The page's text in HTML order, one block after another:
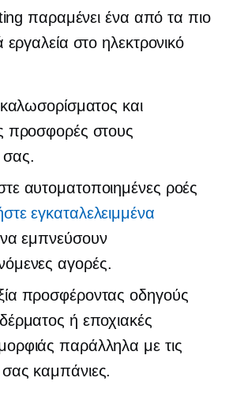
παραμένει ένα από τα πιο
στο ηλεκτρονικό
καλωσορίσματος και
προσφορές στους
σας.
αυτοματοποιημένες ροές
εγκαταλελειμμένα
να εμπνεύσουν
αγορές.
προσφέροντας οδηγούς
ή εποχιακές
παράλληλα με τις
καμπάνιες.